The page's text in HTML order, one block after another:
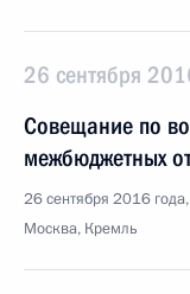
26 сентября
Совещание по
межбюджетных
26 сентября 2016
Москва, Кремль